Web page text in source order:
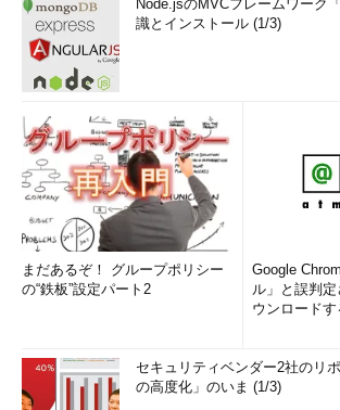
Node.jsのMVCフレームワーク
識とインストール (1/3)
まだあるぞ！ グループポリシー
の“鉄板”設定パート2
Google
ル」と誤判
ウンロードす
セキュリティベンダー2社のリ
の高度化」のいま (1/3)